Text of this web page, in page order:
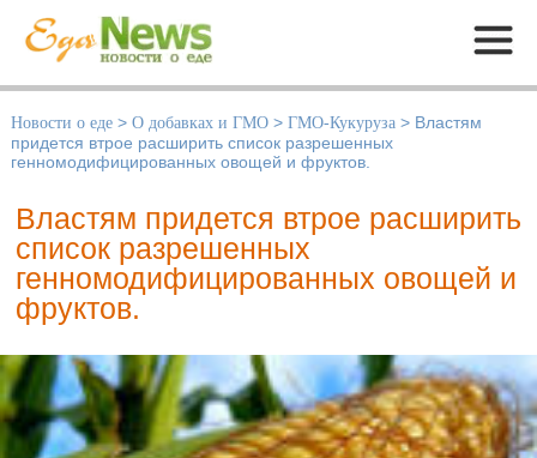
Меню
Новости о еде > О добавках и ГМО > ГМО-Кукуруза > Властям
придется втрое расширить список разрешенных
генномодифицированных овощей и фруктов.
Властям придется втрое расширить
список разрешенных
генномодифицированных овощей и
фруктов.